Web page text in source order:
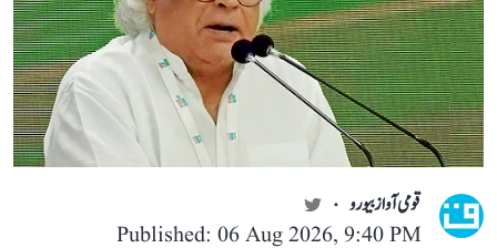
قومی آواز بیورو
Published: 06 Aug 2026, 9:40 PM